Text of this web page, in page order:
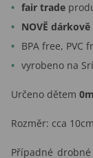
fair trade
NOVĚ
BPA free, PVC
vyrobeno na
Určeno dětem
Rozměr: cca
Případné